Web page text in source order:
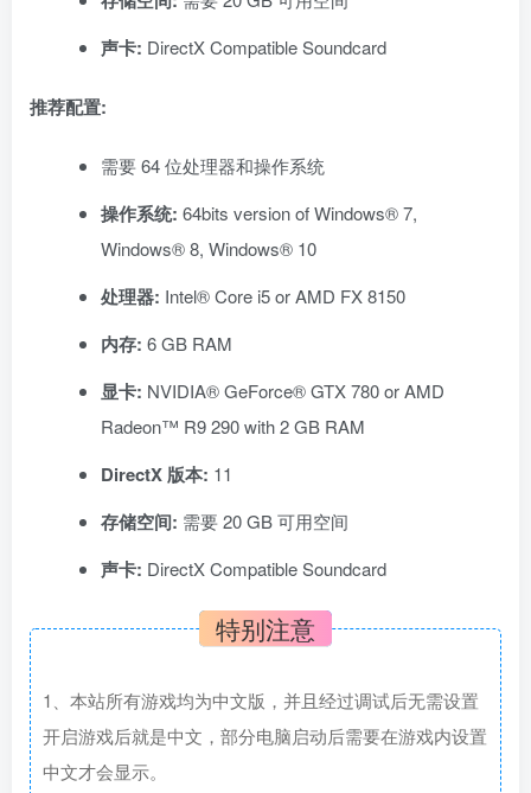
声卡: DirectX Compatible Soundcard
推荐配置:
需要 64 位处理器和操作系统
操作系统: 64bits version of Windows® 7,
Windows® 8, Windows® 10
处理器: Intel® Core i5 or AMD FX 8150
内存: 6 GB RAM
显卡: NVIDIA® GeForce® GTX 780 or AMD
Radeon™ R9 290 with 2 GB RAM
DirectX 版本: 11
存储空间: 需要 20 GB 可用空间
声卡: DirectX Compatible Soundcard
特别注意
1、本站所有游戏均为中文版，并且经过调试后无需设置
开启游戏后就是中文，部分电脑启动后需要在游戏内设置
中文才会显示。